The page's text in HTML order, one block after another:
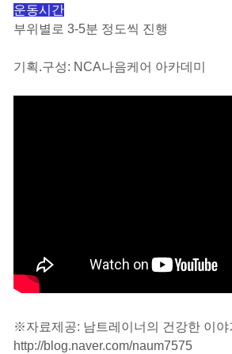
운동시간
부위별로 3-5분 정도씩 진행
기획.구성: NCA나음케어 아카데미
※자료제공: 남트레이너의 건강한 이야
http://blog.naver.com/naum7575